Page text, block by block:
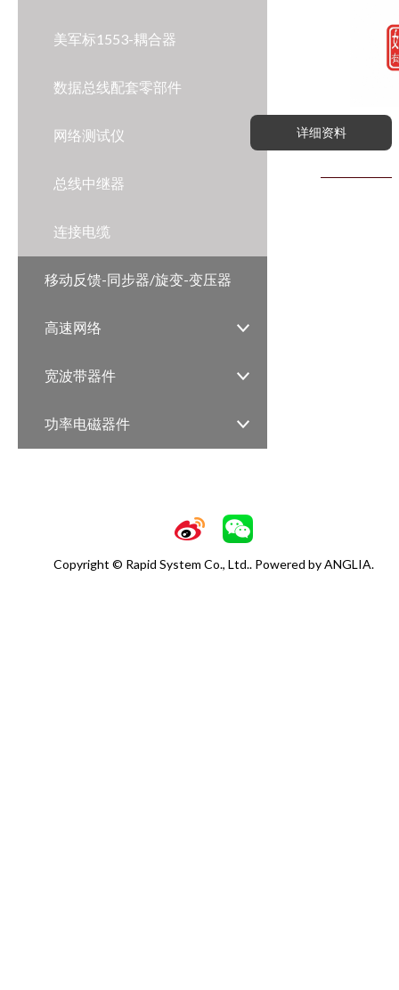
美军标1553-耦合器
数据总线配套零部件
网络测试仪
总线中继器
连接电缆
移动反馈-同步器/旋变-变压器
高速网络
宽波带器件
功率电磁器件
详细资料
Copyright © Rapid System Co., Ltd.. Powered byANGLIA.